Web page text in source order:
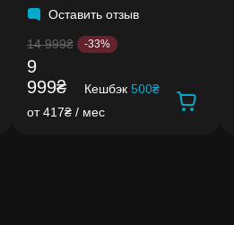
4Pizza+Оставить отзыв
14 999₴ -33%
9
999₴
Кешбэк 500₴
от 417₴ / мес